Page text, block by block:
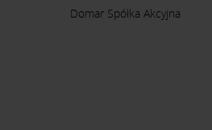
Domar Spółka Akcyjna